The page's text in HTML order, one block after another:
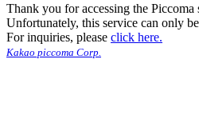
Thank you for accessing the Piccoma
Unfortunately, this service can only
For inquiries, please click here.
Kakao piccoma Corp.